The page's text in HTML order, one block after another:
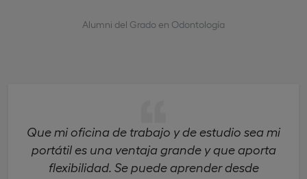
Alumni del Grado en Odontología
Que mi oficina de trabajo y de estudio sea mi
portátil es una ventaja grande y que aporta
flexibilidad. Se puede aprender desde